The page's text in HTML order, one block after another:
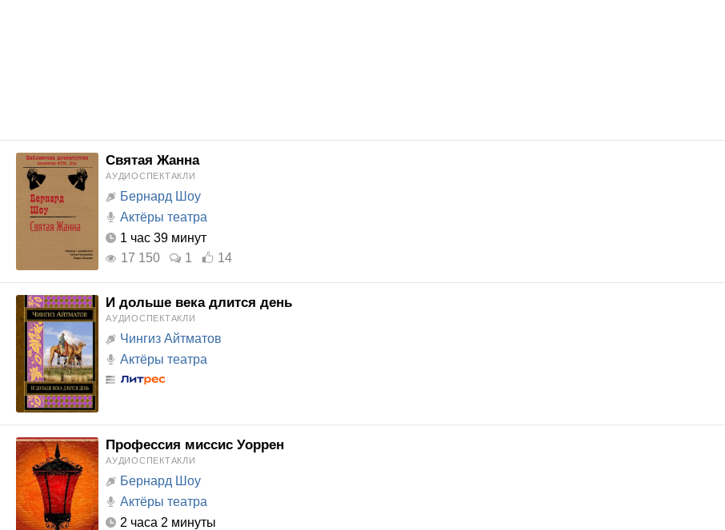
Святая Жанна
АУДИОСПЕКТАКЛИ
Бернард Шоу
Актёры театра
1 час 39 минут
17 150
1 14
И дольше века длится день
АУДИОСПЕКТАКЛИ
Чингиз Айтматов
Актёры театра
Профессия миссис Уоррен
АУДИОСПЕКТАКЛИ
Бернард Шоу
Актёры театра
2 часа 2 минуты